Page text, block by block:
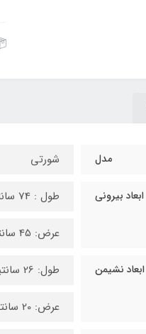
مدل شورتی
ابعاد بیرونی طول : 74 سانتیمتر
عرض: 45 سانتیمتر
ابعاد نشیمن طول: 26 سانتیمتر
عرض: 20 سانتیمتر